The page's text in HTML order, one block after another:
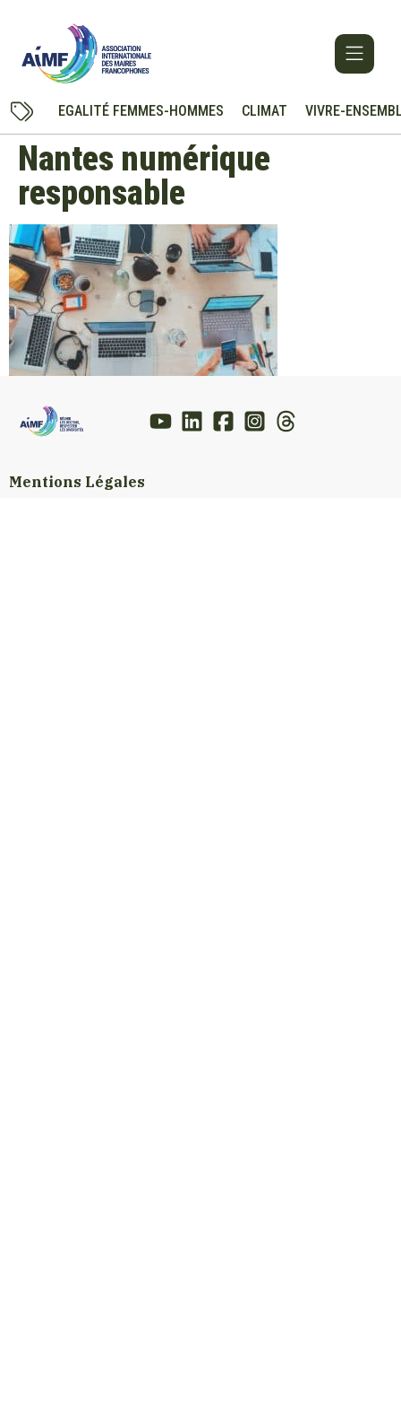
EGALITÉ FEMMES-HOMMES CLIMAT VIVRE-
Nantes numérique
responsable
Mentions Légales